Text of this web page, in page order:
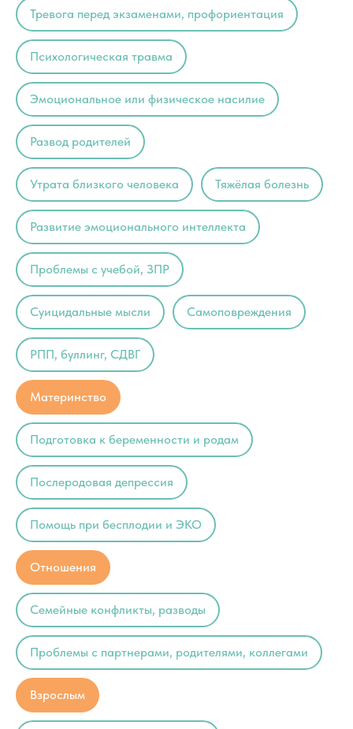
Тревога перед экзаменами, профориентация
Психологическая травма
Эмоциональное или физическое насилие
Развод родителей
Утрата близкого человека Тяжёлая болезнь
Развитие эмоционального интеллекта
Проблемы с учебой, ЗПР
Суицидальные мысли Самоповреждения
РПП, буллинг, СДВГ
Материнство
Подготовка к беременности и родам
Послеродовая депрессия
Помощь при бесплодии и ЭКО
Отношения
Семейные конфликты, разводы
Проблемы с партнерами, родителями, коллегами
Взрослым